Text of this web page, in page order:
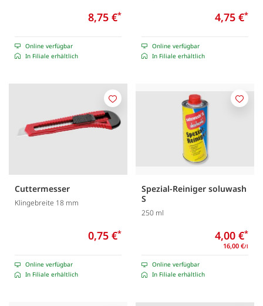
8,75 €*
Online verfügbar
In Filiale erhältlich
4,75 €*
Online verfügbar
In Filiale erhältlich
Cuttermesser
Klingebreite 18 mm
0,75 €*
Online verfügbar
In Filiale erhältlich
Merken
Spezial-Reiniger soluwash
S
250 ml
4,00 €*
16,00 €/l
Online verfügbar
In Filiale erhältlich